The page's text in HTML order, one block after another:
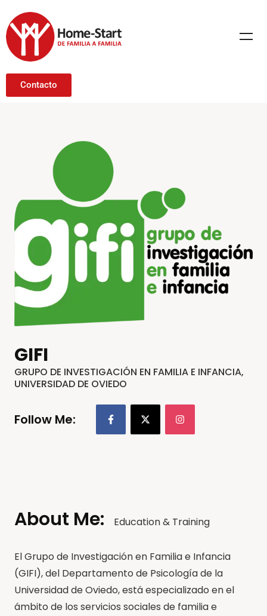
Contacto
GIFI
GRUPO DE INVESTIGACIÓN EN FAMILIA E INFANCIA,
UNIVERSIDAD DE OVIEDO
Follow Me:
About Me: Education & Training
El Grupo de Investigación en Familia e Infancia
(GIFI), del Departamento de Psicología de la
Universidad de Oviedo, está especializado en el
ámbito de los servicios sociales de familia e